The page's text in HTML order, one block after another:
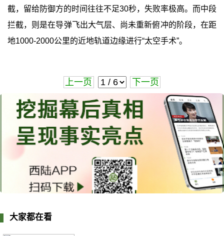
截，留给防御方的时间往往不足30秒，失败率极高。而中段
拦截，则是在导弹飞出大气层、尚未重新俯冲的阶段，在距
地1000-2000公里的近地轨道边缘进行“太空手术”。
上一页 下一页
大家都在看